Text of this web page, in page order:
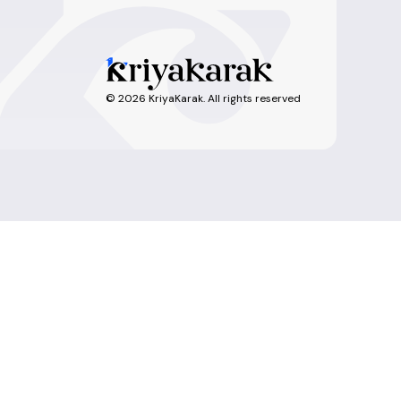
© 2026 KriyaKarak. All rights reserved